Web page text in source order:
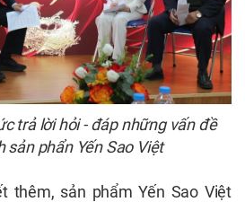
trả lời hỏi - đáp những vấn đề
sản phẩn Yến Sao Việt
thêm, sản phẩm Yến Sao Việt